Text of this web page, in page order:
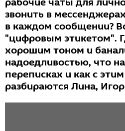
звонить в
в каждом сообщении?
"цифровым этикетом".
хорошим тоном и
надоедливостью, что
переписках и как с
разбираются Лина,